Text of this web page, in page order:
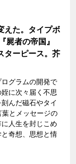
えた。タイプボ
者の帝国』
ターピース。芥
グラムの開発で
に次々届く不思
んだ磁石やタイ
とメッセージの
人生を封じこめ
奇想、思想と情